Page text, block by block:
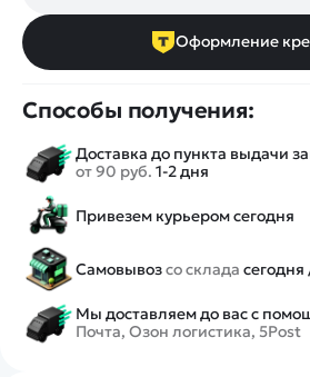
Оформление
Способы получения:
Доставка до пункта выдачи
от 90 руб. 1-2 дня
Привезем курьером сегодня
Самовывозсо склада сегодня
Мы доставляем до вас с
Почта, Озон логистика, 5Post
Конструкторы
Запчасти для моделей